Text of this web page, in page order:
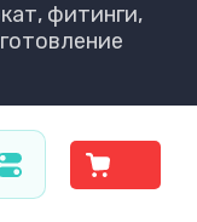
фитинги,